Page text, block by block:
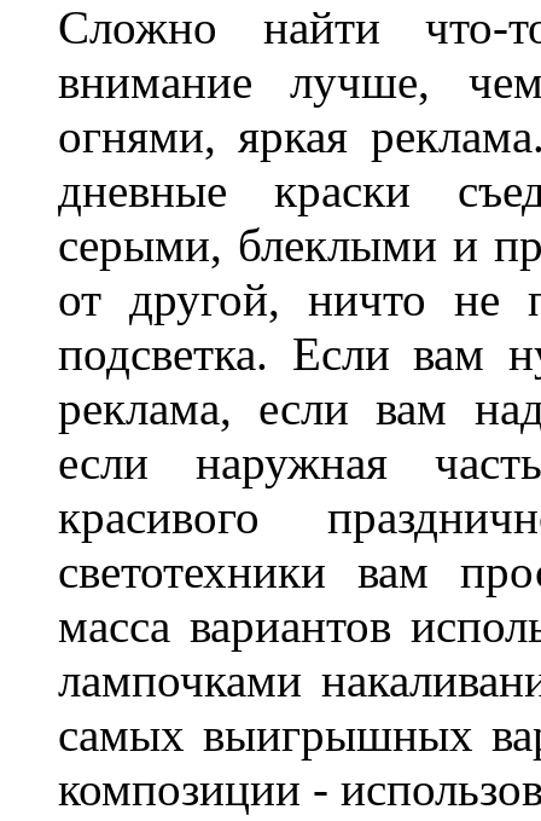
Сложно найти что-
внимание лучше,
огнями, яркая
дневные краски
серыми, блеклыми и
от другой, ничто не
подсветка. Если вам
реклама, если вам
если наружная
красивого
светотехники вам
масса вариантов
лампочками
самых выигрышных
композиции -